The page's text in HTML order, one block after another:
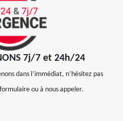
7j/7 et 24h/24
dans l’immédiat, n’hésitez pas
ou à nous appeler.